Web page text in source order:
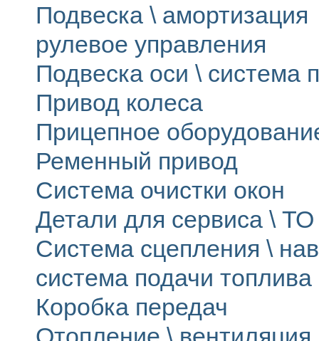
Подвеска \ амортизация
рулевое управления
Подвеска оси \ система
Привод колеса
Прицепное
Ременный привод
Система очистки окон
Детали для сервиса \ ТО
Система сцепления \
система подачи топлива
Коробка передач